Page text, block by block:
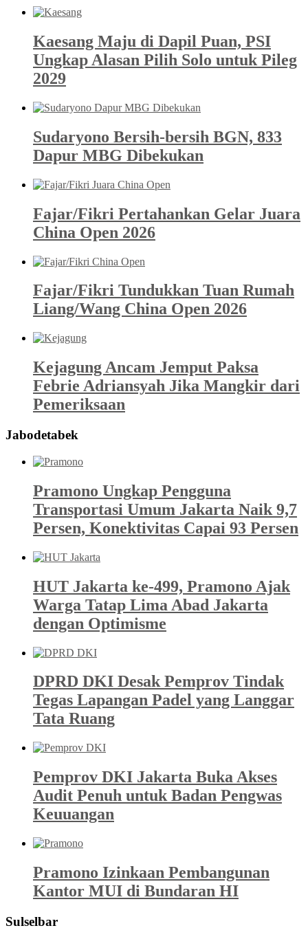
Kaesang Maju di Dapil Puan, PSI
Ungkap Alasan Pilih Solo untuk Pileg
2029
Sudaryono Bersih-bersih BGN, 833
Dapur MBG Dibekukan
Fajar/Fikri Pertahankan Gelar Juara
China Open 2026
Fajar/Fikri Tundukkan Tuan Rumah
Liang/Wang China Open 2026
Kejagung Ancam Jemput Paksa
Febrie Adriansyah Jika Mangkir dari
Pemeriksaan
Jabodetabek
Pramono Ungkap Pengguna
Transportasi Umum Jakarta Naik 9,7
Persen, Konektivitas Capai 93 Persen
HUT Jakarta ke-499, Pramono Ajak
Warga Tatap Lima Abad Jakarta
dengan Optimisme
DPRD DKI Desak Pemprov Tindak
Tegas Lapangan Padel yang Langgar
Tata Ruang
Pemprov DKI Jakarta Buka Akses
Audit Penuh untuk Badan Pengwas
Keuuangan
Pramono Izinkaan Pembangunan
Kantor MUI di Bundaran HI
Sulselbar